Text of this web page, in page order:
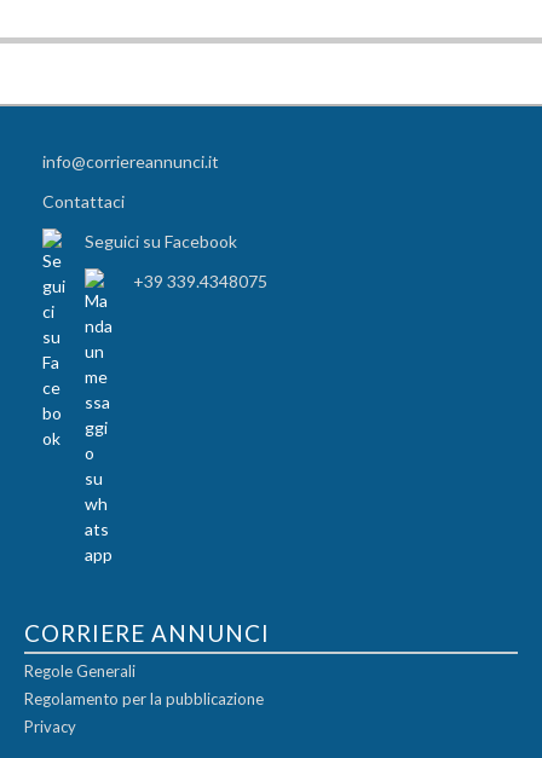
info@corriereannunci.it
Contattaci
Seguici su Facebook
+39 339.4348075
CORRIERE ANNUNCI
Regole Generali
Regolamento per la pubblicazione
Privacy